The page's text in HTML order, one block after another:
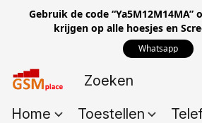
Gebruik de code
krijgen op alle hoesjes en
Whatsapp
Home Toestellen